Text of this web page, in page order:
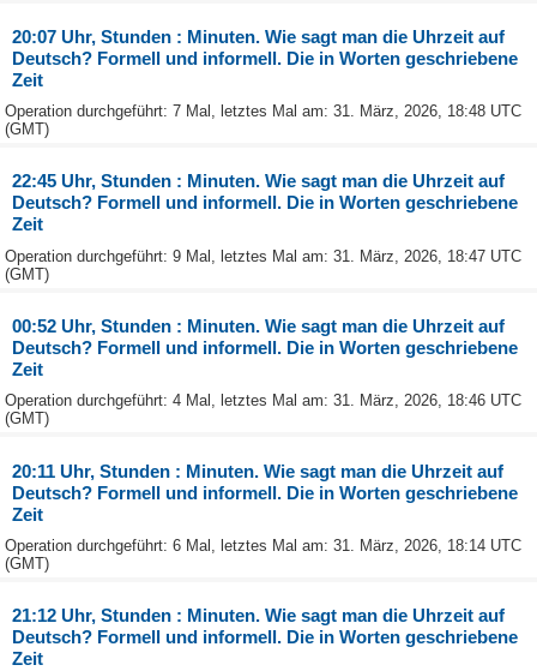
20:07 Uhr, Stunden : Minuten. Wie sagt man die Uhrzeit auf
Deutsch? Formell und informell. Die in Worten geschriebene
Zeit
Operation durchgeführt: 7 Mal, letztes Mal am: 31. März, 2026, 18:48 UTC
(GMT)
22:45 Uhr, Stunden : Minuten. Wie sagt man die Uhrzeit auf
Deutsch? Formell und informell. Die in Worten geschriebene
Zeit
Operation durchgeführt: 9 Mal, letztes Mal am: 31. März, 2026, 18:47 UTC
(GMT)
00:52 Uhr, Stunden : Minuten. Wie sagt man die Uhrzeit auf
Deutsch? Formell und informell. Die in Worten geschriebene
Zeit
Operation durchgeführt: 4 Mal, letztes Mal am: 31. März, 2026, 18:46 UTC
(GMT)
20:11 Uhr, Stunden : Minuten. Wie sagt man die Uhrzeit auf
Deutsch? Formell und informell. Die in Worten geschriebene
Zeit
Operation durchgeführt: 6 Mal, letztes Mal am: 31. März, 2026, 18:14 UTC
(GMT)
21:12 Uhr, Stunden : Minuten. Wie sagt man die Uhrzeit auf
Deutsch? Formell und informell. Die in Worten geschriebene
Zeit